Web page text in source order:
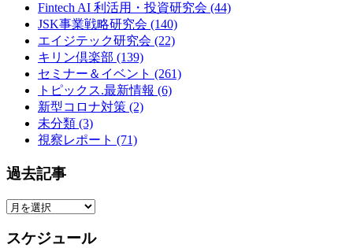
Fintech AI 利活用・投資研究会 (44)
JSK事業戦略研究会 (140)
エイジテック研究会 (22)
キリン倶楽部 (139)
セミナー＆イベント (261)
トピックス.最新情報 (6)
新型コロナ対策 (2)
未分類 (3)
視察レポート (71)
過去記事
過
記
スケジュール